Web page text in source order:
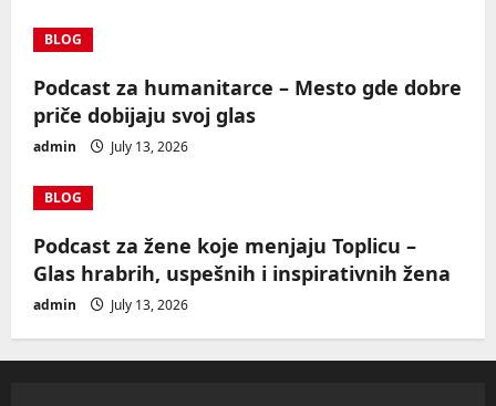
BLOG
Podcast za humanitarce – Mesto gde dobre
priče dobijaju svoj glas
admin July 13, 2026
BLOG
Podcast za žene koje menjaju Toplicu –
Glas hrabrih, uspešnih i inspirativnih žena
admin July 13, 2026